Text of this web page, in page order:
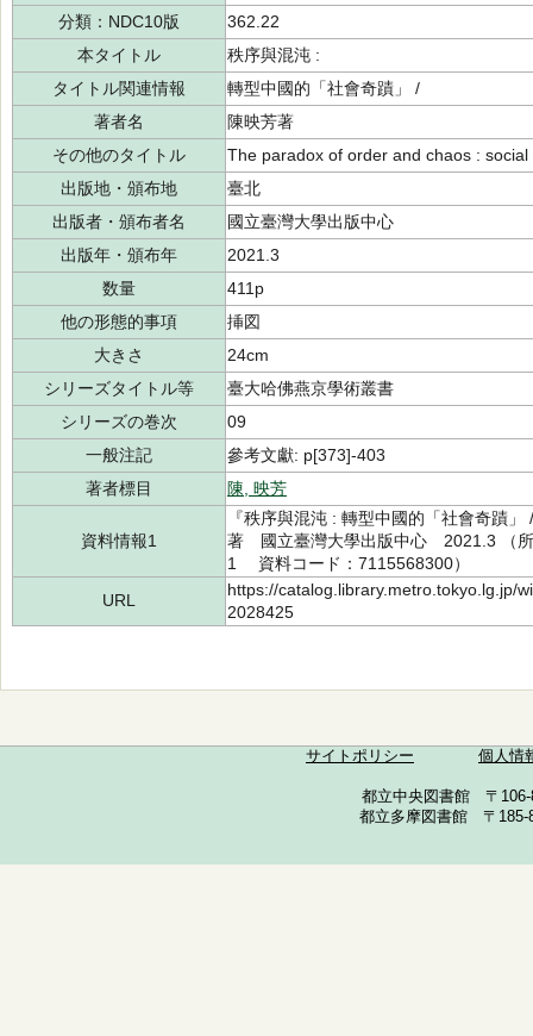
分類：NDC10版
362.22
本タイトル
秩序與混沌 :
タイトル関連情報
轉型中國的「社會奇蹟」 /
著者名
陳映芳著
その他のタイトル
The paradox of order and chaos :
出版地・頒布地
臺北
出版者・頒布者名
國立臺灣大學出版中心
出版年・頒布年
2021.3
数量
411p
他の形態的事項
挿図
大きさ
24cm
シリーズタイトル等
臺大哈佛燕京學術叢書
シリーズの巻次
09
一般注記
參考文獻: p[373]-403
著者標目
陳, 映芳
資料情報1
『秩序與混沌 : 轉型中國的「社會奇蹟
著 國立臺灣大學出版中心 2021.3 （
1 資料コード：7115568300）
URL
https://catalog.library.metro.tokyo.lg.jp/
2028425
サイトポリシー 個人情
都立中央図書館 〒
都立多摩図書館 〒185-